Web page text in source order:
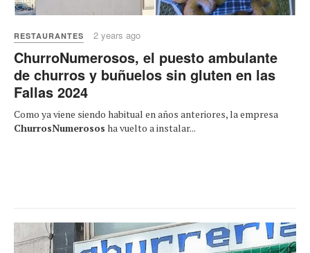
RESTAURANTES 2 years ago
ChurroNumerosos, el puesto ambulante
de churros y buñuelos sin gluten en las
Fallas 2024
Como ya viene siendo habitual en años anteriores, la empresa
ChurrosNumerosos ha vuelto a instalar...